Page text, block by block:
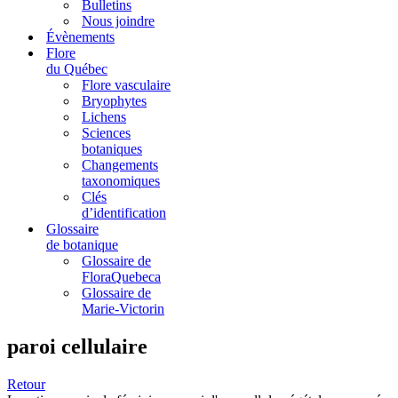
Bulletins
Nous joindre
Évènements
Flore
du Québec
Flore vasculaire
Bryophytes
Lichens
Sciences
botaniques
Changements
taxonomiques
Clés
d’identification
Glossaire
de botanique
Glossaire de
FloraQuebeca
Glossaire de
Marie-Victorin
paroi cellulaire
Retour